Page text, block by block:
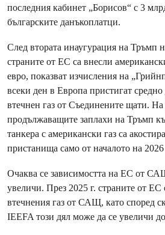
последния кабинет „Борисов“ с 3
българските данъкоплатци.
След втората инаугурация на Тръмп
страните от ЕС са внесли
евро, показват изчисления на
всеки ден в Европа пристигат средно
втечнен газ от Съединените щати.
продължаващите заплахи на Тръмп
танкера с американски газ са
пристанища само от началото на
Очаква се зависимостта на ЕС от
увеличи. През 2025 г. страните от ЕС
втечнения газ от САЩ, като според
IEEFA този дял може да се увеличи